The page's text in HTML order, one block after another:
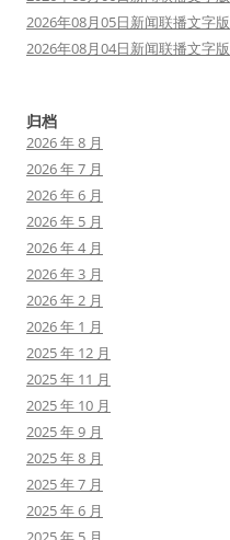
2026年08月05日新闻联播文字版
2026年08月04日新闻联播文字版
归档
2026 年 8 月
2026 年 7 月
2026 年 6 月
2026 年 5 月
2026 年 4 月
2026 年 3 月
2026 年 2 月
2026 年 1 月
2025 年 12 月
2025 年 11 月
2025 年 10 月
2025 年 9 月
2025 年 8 月
2025 年 7 月
2025 年 6 月